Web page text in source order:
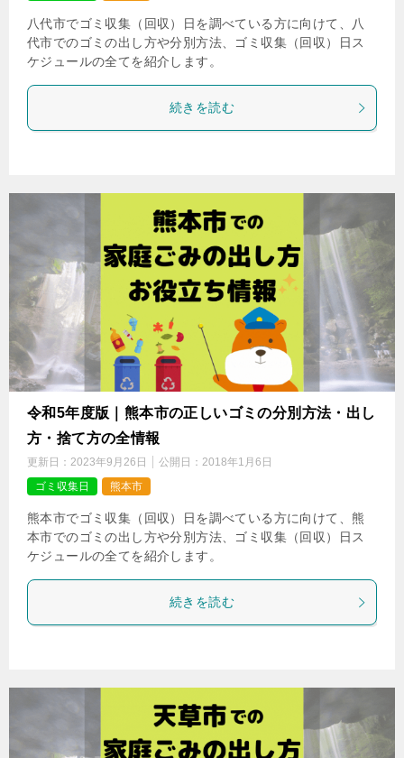
八代市でゴミ収集（回収）日を調べている方に向けて、八
代市でのゴミの出し方や分別方法、ゴミ収集（回収）日ス
ケジュールの全てを紹介します。
続きを読む
令和5年度版｜熊本市の正しいゴミの分別方法・出し
方・捨て方の全情報
更新日： 2023年9月26日 公開日： 2018年1月6日
ゴミ収集日
熊本市
熊本市でゴミ収集（回収）日を調べている方に向けて、熊
本市でのゴミの出し方や分別方法、ゴミ収集（回収）日ス
ケジュールの全てを紹介します。
続きを読む